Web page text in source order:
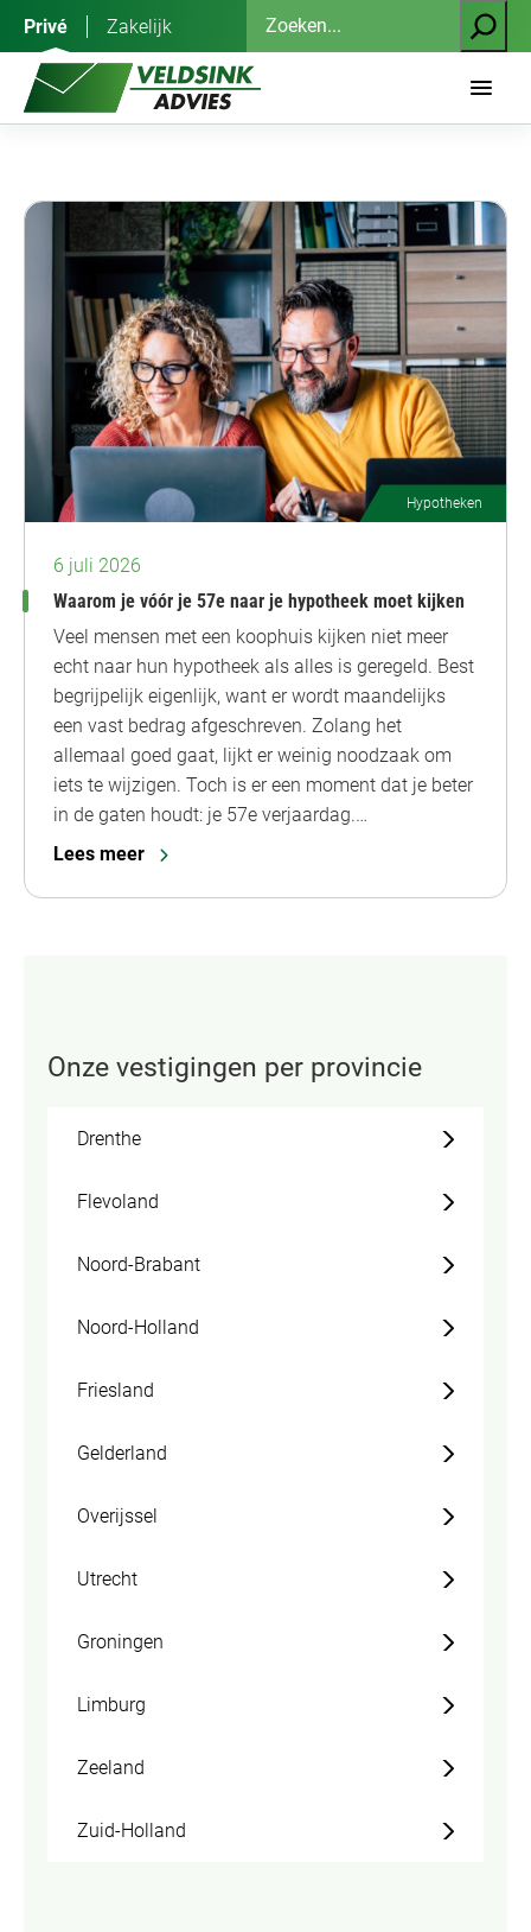
inhoud
Privé Zakelijk
Zoeken
Hypotheken
6 juli 2026
Waarom je vóór je 57e naar je hypotheek moet kijken
Veel mensen met een koophuis kijken niet meer
echt naar hun hypotheek als alles is geregeld. Best
begrijpelijk eigenlijk, want er wordt maandelijks
een vast bedrag afgeschreven. Zolang het
allemaal goed gaat, lijkt er weinig noodzaak om
iets te wijzigen. Toch is er een moment dat je beter
in de gaten houdt: je 57e verjaardag.…
Lees meer
Onze vestigingen per provincie
Drenthe
Flevoland
Noord-Brabant
Noord-Holland
Friesland
Gelderland
Overijssel
Utrecht
Groningen
Limburg
Zeeland
Zuid-Holland